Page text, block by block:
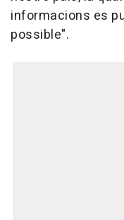
informacions es
possible".